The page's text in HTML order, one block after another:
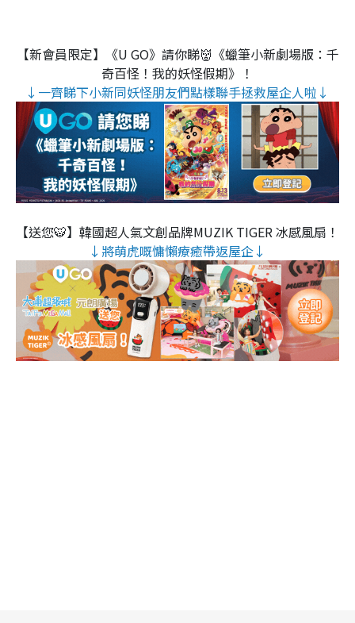
【新會員限定】《U GO》請你睇👹《蠟筆小新劇場版：千
奇百怪！我的妖怪假期》！
↓一齊睇下小新同妖怪朋友們點樣聯手拯救屋企人啦↓
【送您🐯】韓國超人氣文創品牌MUZIK TIGER 冰感風扇！
↓將萌虎嘅慵懶療癒帶返屋企↓